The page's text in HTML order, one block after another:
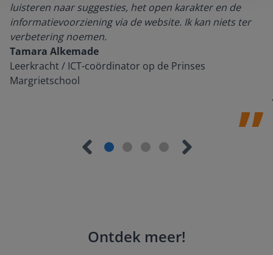
luisteren naar suggesties, het open karakter en de
informatievoorziening via de website. Ik kan niets ter
verbetering noemen.
Tamara Alkemade
Leerkracht / ICT-coördinator op de Prinses
Margrietschool
Ontdek meer!